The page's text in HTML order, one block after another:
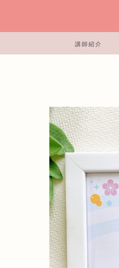
講師紹介